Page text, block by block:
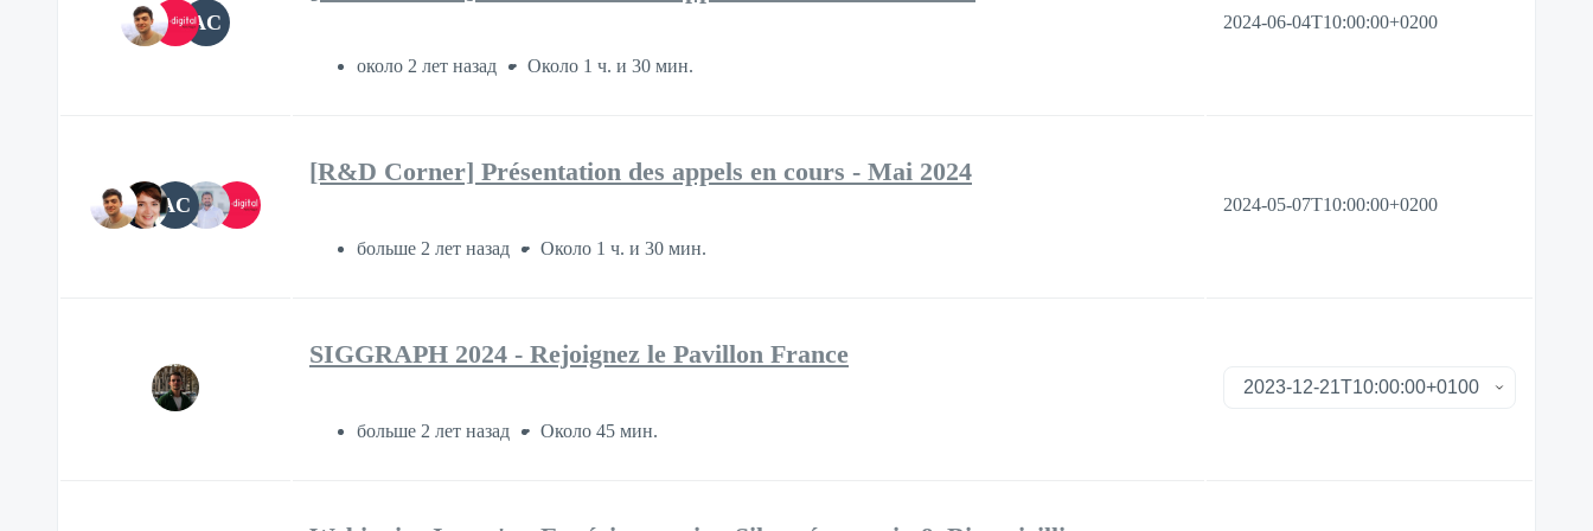
AC
около 2 лет назад Около 1 ч. и 30 мин.
2024-06-04T10:00:00+0200
AC
[R&D Corner] Présentation des appels en cours - Mai 2024
больше 2 лет назад Около 1 ч. и 30 мин.
2024-05-07T10:00:00+0200
SIGGRAPH 2024 - Rejoignez le Pavillon France
больше 2 лет назад Около 45 мин.